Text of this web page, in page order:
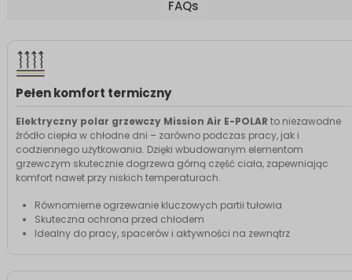
FAQs
Pełen komfort termiczny
Elektryczny polar grzewczy Mission Air E-POLAR to niezawodne
źródło ciepła w chłodne dni – zarówno podczas pracy, jak i
codziennego użytkowania. Dzięki wbudowanym elementom
grzewczym skutecznie dogrzewa górną część ciała, zapewniając
komfort nawet przy niskich temperaturach.
Równomierne ogrzewanie kluczowych partii tułowia
Skuteczna ochrona przed chłodem
Idealny do pracy, spacerów i aktywności na zewnątrz